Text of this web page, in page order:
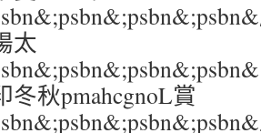
太
冬秋pmahcgnoL賞